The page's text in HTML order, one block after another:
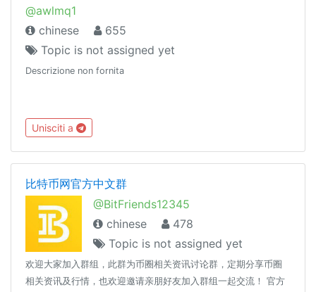
@awlmq1
chinese
655
Topic is not assigned yet
Descrizione non fornita
Unisciti a
比特币网官方中文群
@BitFriends12345
chinese
478
Topic is not assigned yet
欢迎大家加入群组，此群为币圈相关资讯讨论群，定期分享币圈
相关资讯及行情，也欢迎邀请亲朋好友加入群组一起交流！ 官方